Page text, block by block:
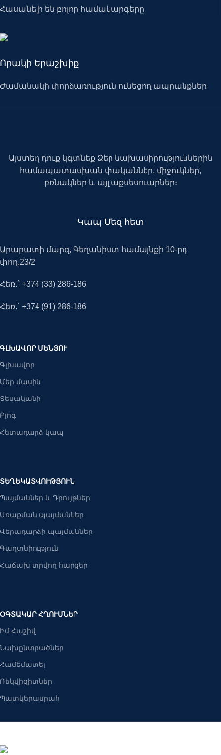
Հասանելի են բոլոր համակարգերը
Որակի Երաշխիք
Ժամանակի փորձառություն ունեցող ապրանքներ
Այստեղ դուք կգտնեք Ձեր նախասիրություններին
համապատասխան փականներ, միջուկներ,
բռնակներ և այլ աքսեսուարներ։
Կապ Մեզ հետ
Արարատի մարզ, Գեղանիստ համայնքի 10-րդ
փող.23/2
Հեռ․՝ +374 (33) 286-186
Հեռ․՝ +374 (91) 286-186
ԳԼԽԱՎՈՐ ՄԵՆՅՈՒ
Գլխավոր
Մեր մասին
Տեսականի
Բլոգ
Հետադարձ կապ
ՏԵՂԵԿԱՏՎՈՒԹՅՈՒՆ
Պայմաններ և Դրույթներ
Առաքման պայմաններ
Վերադարձի պայմաններ
Գաղտնիություն
Հաճախ տրվող հարցեր
ՕԳՏԱԿԱՐ ՀՂՈՒՄՆԵՐ
Իմ Հաշիվ
Նախընտրածներ
Համեմատել
Ռեկվիզիտներ
Պատկերասրահ